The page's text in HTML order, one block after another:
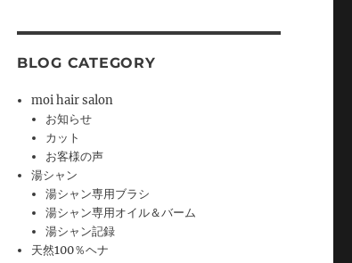
BLOG CATEGORY
moi hair salon
お知らせ
カット
お客様の声
湯シャン
湯シャン専用ブラシ
湯シャン専用オイル＆バーム
湯シャン記録
天然100％ヘナ